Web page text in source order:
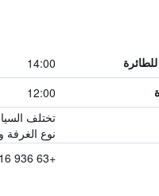
14:00
12:00
تختلف
نوع الغرفة
+63 936 416 9344